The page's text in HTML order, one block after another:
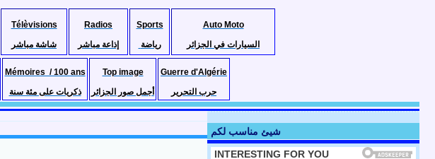
Télèvisions
شاشة مباشر
Radios
إذاعة مباشر
Sports
رياضة
Auto Moto
السيارات في الجزائر
Mémoires / 100 ans
ذكريات على مئة سنة
Top image
أجمل صور الجزائر
Guerre d'Algérie
حرب التحرير
شيئ مناسب لكم